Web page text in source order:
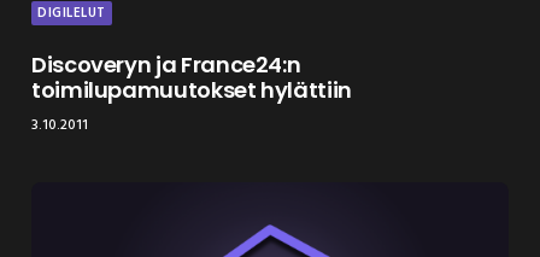
DIGILELUT
Discoveryn ja France24:n
toimilupamuutokset hylättiin
3.10.2011